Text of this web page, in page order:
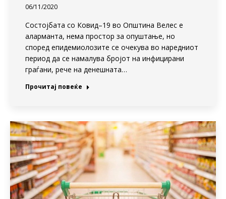
06/11/2020
Состојбата со Ковид–19 во Општина Велес е
аларманта, нема простор за опуштање, но
според епидемиолозите се очекува во наредниот
период да се намалува бројот на инфицирани
граѓани, рече на денешната…
Прочитај повеќе